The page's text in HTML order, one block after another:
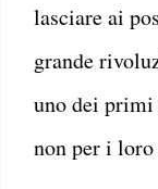
lasciare ai
grande
uno dei primi
non per i